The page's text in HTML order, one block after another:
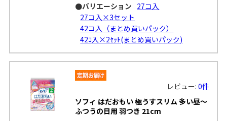
●バリエーション 27コ入
27コ入×3セット
42コ入（まとめ買いパック）
42ｺ入×2ｾｯﾄ(まとめ買いパック)
レビュー:0件
ソフィ はだおもい 極うすスリム 多い昼～
ふつうの日用 羽つき 21cm